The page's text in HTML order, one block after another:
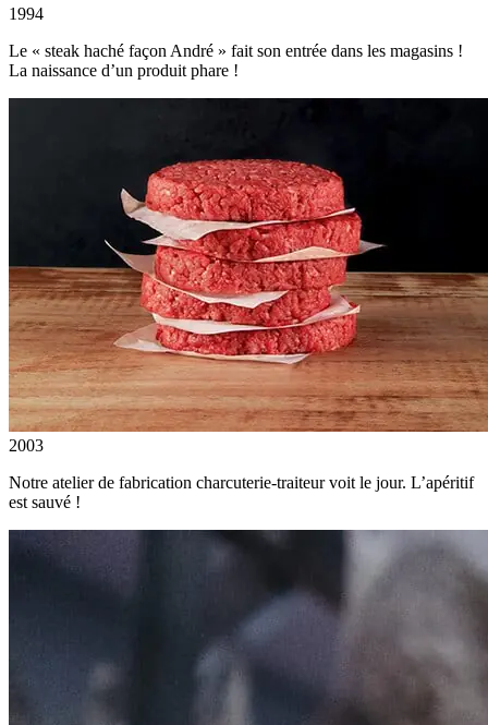
1994
Le « steak haché façon André » fait son entrée dans les magasins !
La naissance d’un produit phare !
2003
Notre atelier de fabrication charcuterie-traiteur voit le jour. L’apéritif
est sauvé !